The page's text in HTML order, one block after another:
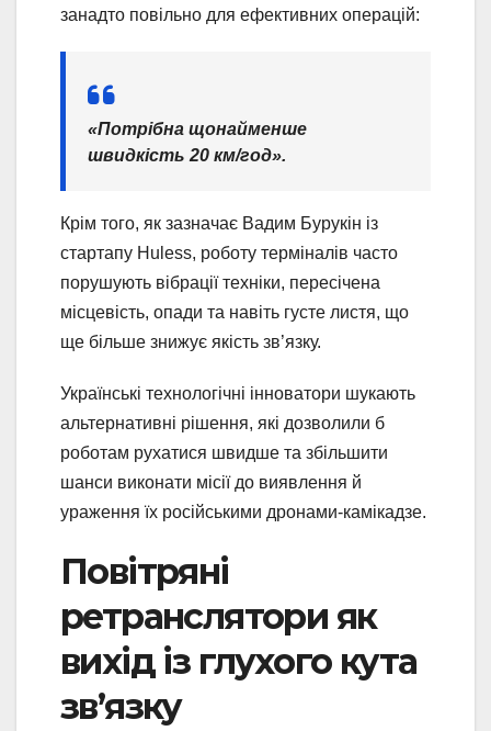
занадто повільно для ефективних операцій:
«Потрібна щонайменше
швидкість 20 км/год».
Крім того, як зазначає Вадим Бурукін із
стартапу Huless, роботу терміналів часто
порушують вібрації техніки, пересічена
місцевість, опади та навіть густе листя, що
ще більше знижує якість зв’язку.
Українські технологічні інноватори шукають
альтернативні рішення, які дозволили б
роботам рухатися швидше та збільшити
шанси виконати місії до виявлення й
ураження їх російськими дронами-камікадзе.
Повітряні
ретранслятори як
вихід із глухого кута
зв’язку